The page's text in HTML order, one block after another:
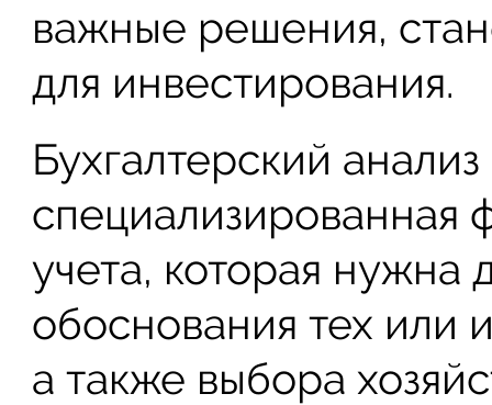
важные решения,
для инвестирования.
Бухгалтерский
специализированная
учета, которая нужна
обоснования тех или
а также выбора